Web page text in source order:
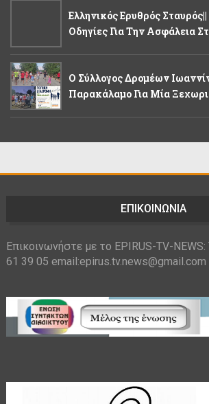
Ελληνικός Ερυθρός
Οδηγίες Για Την Ασφάλεια
Ο Σύλλογος Δρομέων
Παρακάλαμο Για Μία
ΕΠΙΚΟΙΝΩΝΙΑ
Επικοινωνήστε με το EPIRUS-TV-
61 39 05 email:epirus.tv.news@gmail.com